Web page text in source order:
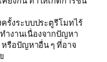
ครั้งระบบประตูรีโมทไร้
ำงานเนื่องจากปัญหา
รือปัญหาอื่น ๆ ที่อาจ